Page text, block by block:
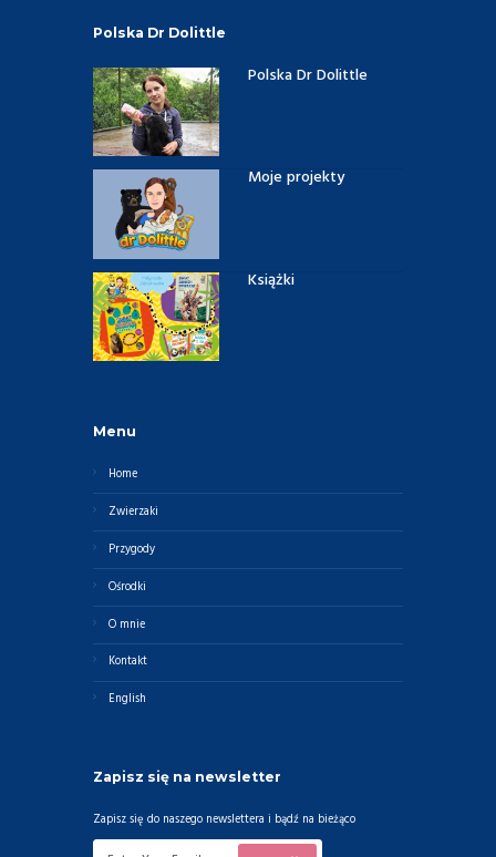
Polska Dr Dolittle
Polska Dr Dolittle
Moje projekty
Książki
Menu
Home
Zwierzaki
Przygody
Ośrodki
O mnie
Kontakt
English
Zapisz się na newsletter
Zapisz się do naszego newslettera i bądź na bieżąco